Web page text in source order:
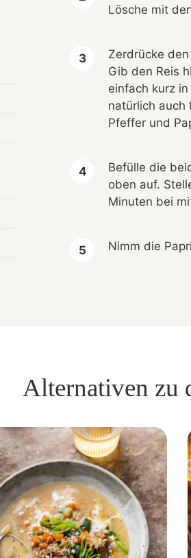
Lösche mit
Zerdrücke
Gib den Reis
einfach kurz
natürlich auch
Pfeffer und
Befülle die
oben auf.
Minuten bei
Nimm die
Alternativen zu